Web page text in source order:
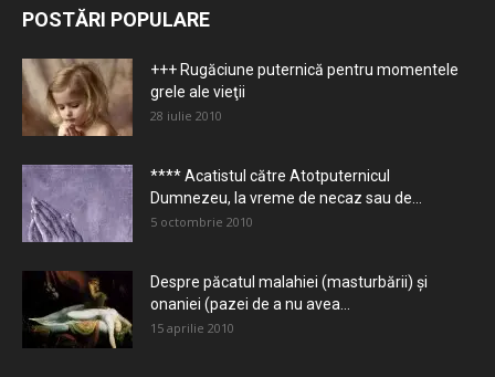
POSTĂRI POPULARE
+++ Rugăciune puternică pentru momentele
grele ale vieţii
28 iulie 2010
**** Acatistul către Atotputernicul
Dumnezeu, la vreme de necaz sau de...
5 octombrie 2010
Despre păcatul malahiei (masturbării) şi
onaniei (pazei de a nu avea...
15 aprilie 2010